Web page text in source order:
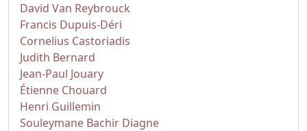
David Van Reybrouck
Francis Dupuis-Déri
Cornelius Castoriadis
Judith Bernard
Jean-Paul Jouary
Étienne Chouard
Henri Guillemin
Souleymane Bachir Diagne